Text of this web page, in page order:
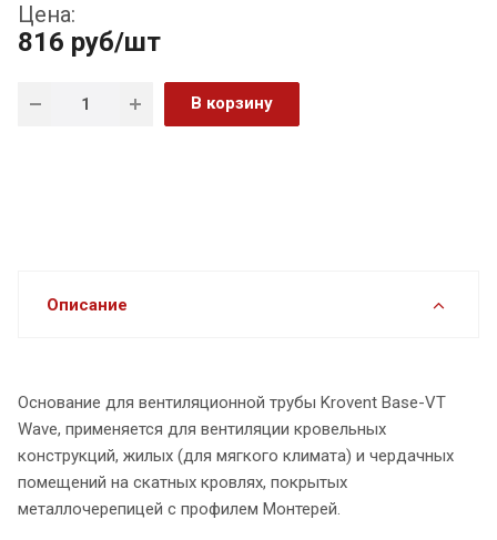
Цена:
816 руб/шт
В корзину
Описание
Основание для вентиляционной трубы Krovent Base-VT
Wave, применяется для вентиляции кровельных
конструкций, жилых (для мягкого климата) и чердачных
помещений на скатных кровлях, покрытых
металлочерепицей с профилем Монтерей.